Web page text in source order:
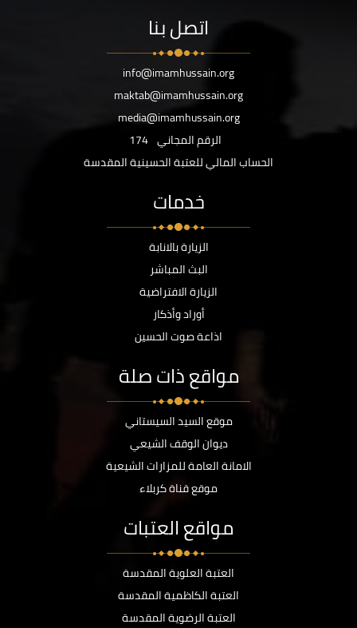
اتصل بنا
info@imamhussain.org
maktab@imamhussain.org
media@imamhussain.org
الرقم المجاني 174
الحساب المالي للعتبة الحسينية المقدسة
خدمات
الزيارة بالانابة
البث المباشر
الزيارة الافتراضية
أوراد وأذكار
اذاعة صوت الحسين
مواقع ذات صلة
موقع السيد السيستاني
ديوان الوقف الشيعي
الامانة العامة للمزارات الشيعية
موقع قناة كربلاء
مواقع العتبات
العتبة العلوية المقدسة
العتبة الكاظمية المقدسة
العتبة الرضوية المقدسة